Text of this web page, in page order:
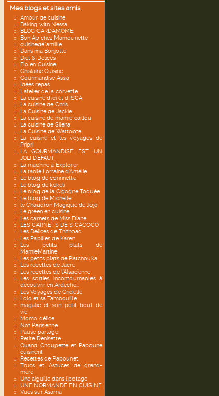
Mes blogs et sites amis
Amour de cuisine
Baking with Nessa
BLOG CARDAMOME
Bon Ap chez Mamounette
cuisinedefamille
Dans ma Bonjotte
Diet & Délices
Flo en Cuisine
Ghislaine Cuisine
Gourmandise Assia
Idées repas
L'atelier de la corvette
La cuisine d'ici et d'ISCA
La cuisine de Chris
La Cuisine de Jackie
La cuisine de mamie caillou
La cuisine de Silena
La Cuisine de Wattoote
La cuisine et les voyages de
Pripri
LA GOURMANDISE EST UN
JOLI DEFAUT
La machine à Explorer
La table Lorraine d'Amélie
Le blog de corinnette
Le blog de kekeli
Le blog de la Cigogne Toquée
Le blog de Michelle
le Chaudron Magique de Jojo
Le green en cuisine
Les carnets de Miss Diane
LES CARNETS DE SICACOCO
Les Délices de Thithoad
Les Papilles de Karen
Les petits plats de
MamieMartine
Les petits plats de Patchouka
Les recettes de Jacre
Les recettes de l'Alsacienne
Les sorties incontournables à
découvrir en Ardèche...
Les Voyages de Gridelle
Lolo et sa Tambouille
magalie et son petit bout de
vie
Momo délice
Not Parisienne
Pause partage
Petite Denisette
Quand Choupette et Papoune
cuisinent
Recettes de Papounet
Trucs et Astuces de grand-
mère
Une aiguille dans l'potage
UNE NORMANDE EN CUISINE
Vues sur Asama